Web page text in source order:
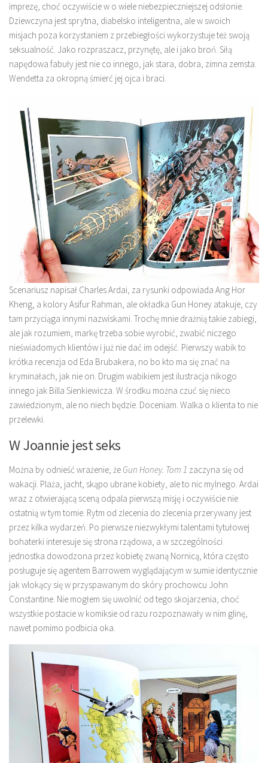
imprezę, choć oczywiście w o wiele niebezpieczniejszej odsłonie.
Dziewczyna jest sprytna, diabelsko inteligentna, ale w swoich
misjach poza korzystaniem z przebiegłości wykorzystuje też swoją
seksualność. Jako rozpraszacz, przynętę, ale i jako broń. Siłą
napędowa fabuły jest nie co innego, jak stara, dobra, zimna zemsta.
Wendetta za okropną śmierć jej ojca i braci.
Scenariusz napisał Charles Ardai, za rysunki odpowiada Ang Hor
Kheng, a kolory Asifur Rahman, ale okładka Gun Honey atakuje, czy
tam przyciąga innymi nazwiskami. Trochę mnie drażnią takie zabiegi,
ale jak rozumiem, markę trzeba sobie wyrobić, zwabić niczego
nieświadomych klientów i już nie dać im odejść. Pierwszy wabik to
krótka recenzja od Eda Brubakera, no bo kto ma się znać na
kryminałach, jak nie on. Drugim wabikiem jest ilustracja nikogo
innego jak Billa Sienkiewicza. W środku można czuć się nieco
zawiedzionym, ale no niech będzie. Doceniam. Walka o klienta to nie
przelewki.
W Joannie jest seks
Można by odnieść wrażenie, że Gun Honey. Tom 1 zaczyna się od
wakacji. Plaża, jacht, skąpo ubrane kobiety, ale to nic mylnego. Ardai
wraz z otwierającą sceną odpala pierwszą misję i oczywiście nie
ostatnią w tym tomie. Rytm od zlecenia do zlecenia przerywany jest
przez kilka wydarzeń. Po pierwsze niezwykłymi talentami tytułowej
bohaterki interesuje się strona rządowa, a w szczególności
jednostka dowodzona przez kobietę zwaną Nornicą, która często
posługuje się agentem Barrowem wyglądającym w sumie identycznie
jak wlokący się w przyspawanym do skóry prochowcu John
Constantine. Nie mogłem się uwolnić od tego skojarzenia, choć
wszystkie postacie w komiksie od razu rozpoznawały w nim glinę,
nawet pomimo podbicia oka.